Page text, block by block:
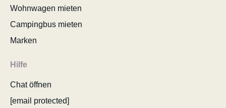
Wohnwagen mieten
Campingbus mieten
Marken
Hilfe
Chat öffnen
[email protected]